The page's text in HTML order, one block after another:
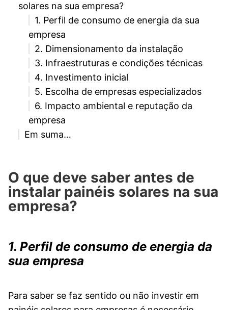
solares na sua empresa?
1. Perfil de consumo de energia da sua
empresa
2. Dimensionamento da instalação
3. Infraestruturas e condições técnicas
4. Investimento inicial
5. Escolha de empresas especializados
6. Impacto ambiental e reputação da
empresa
Em suma…
O que deve saber antes de
instalar painéis solares na sua
empresa?
1. Perfil de consumo de energia da
sua empresa
Para saber se faz sentido ou não investir em